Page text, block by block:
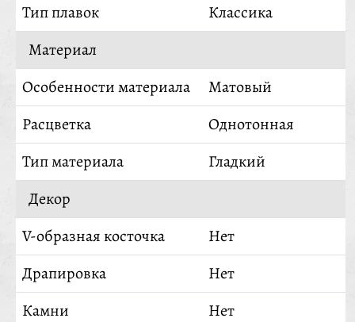
Тип плавок
Классика
Материал
Особенности материала
Матовый
Расцветка
Однотонная
Тип материала
Гладкий
Декор
V-образная косточка
Нет
Драпировка
Нет
Камни
Нет